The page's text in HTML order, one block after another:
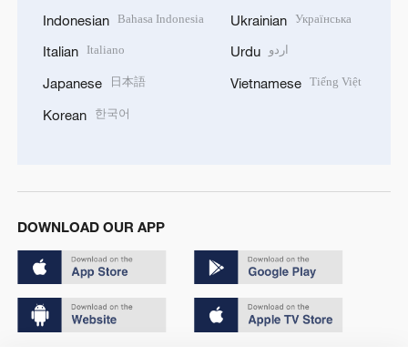
Indonesian Bahasa Indonesia
Italian Italiano
Japanese 日本語
Korean 한국어
Ukrainian Українська
Urdu اردو
Vietnamese Tiếng Việt
DOWNLOAD OUR APP